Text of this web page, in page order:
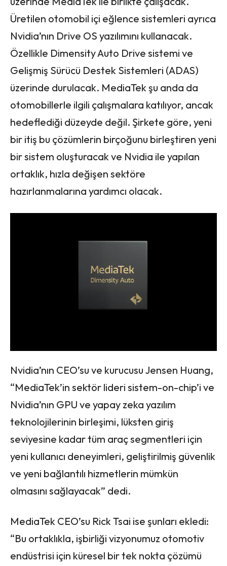
Üretilen otomobil içi eğlence sistemleri ayrıca
Nvidia’nın Drive OS yazılımını kullanacak.
Özellikle Dimensity Auto Drive sistemi ve
Gelişmiş Sürücü Destek Sistemleri (ADAS)
üzerinde durulacak. MediaTek şu anda da
otomobillerle ilgili çalışmalara katılıyor, ancak
hedeflediği düzeyde değil. Şirkete göre, yeni
bir itiş bu çözümlerin birçoğunu birleştiren yeni
bir sistem oluşturacak ve Nvidia ile yapılan
ortaklık, hızla değişen sektöre
hazırlanmalarına yardımcı olacak.
Nvidia’nın CEO’su ve kurucusu Jensen Huang,
“MediaTek’in sektör lideri sistem-on-chip’i ve
Nvidia’nın GPU ve yapay zeka yazılım
teknolojilerinin birleşimi, lüksten giriş
seviyesine kadar tüm araç segmentleri için
yeni kullanıcı deneyimleri, geliştirilmiş güvenlik
ve yeni bağlantılı hizmetlerin mümkün
olmasını sağlayacak” dedi.
MediaTek CEO’su Rick Tsai ise şunları ekledi:
“Bu ortaklıkla, işbirliği vizyonumuz otomotiv
endüstrisi için küresel bir tek nokta çözümü